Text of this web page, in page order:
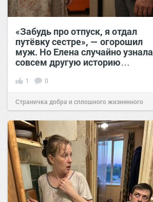
«Забудь про отпуск, я отдал
путёвку сестре», — огорошил
муж. Но Елена случайно узнала
совсем другую историю…
1 0
Страничка добра и сплошного жизненного
позитива!00:28Вчера